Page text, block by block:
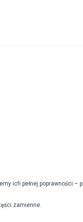
ich pełnej poprawności
zamienne.